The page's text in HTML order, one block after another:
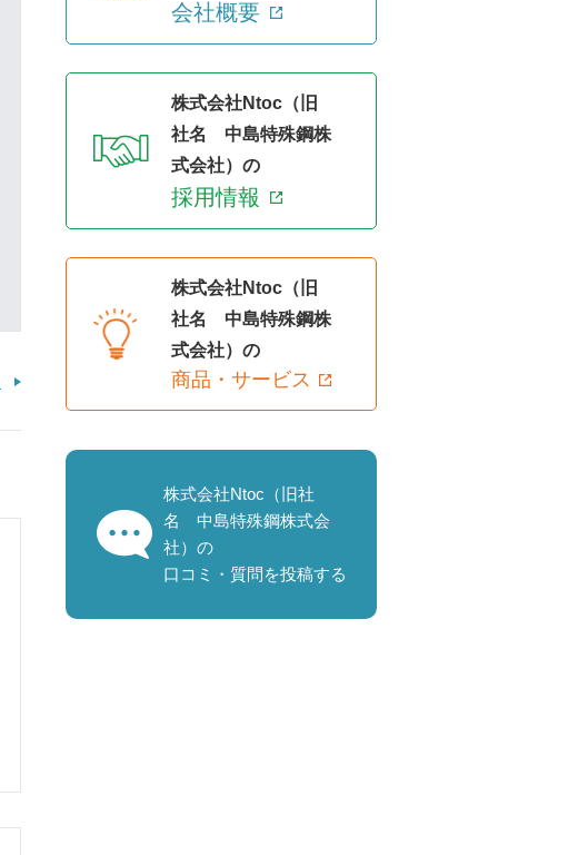
会社概要
株式会社Ntoc（旧
社名 中島特殊鋼株
式会社）の
採用情報
株式会社Ntoc（旧
社名 中島特殊鋼株
式会社）の
商品・サービス
株式会社Ntoc（旧社
名 中島特殊鋼株式会
社）の
口コミ・質問を投稿する